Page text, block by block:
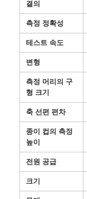
SITEMAP
PRIVACY
POLICY
결의
측정 정확성
테스트 속도
변형
측정 머리의 구
형 크기
축 선편 편차
종이 컵의 측정
높이
전원 공급
크기